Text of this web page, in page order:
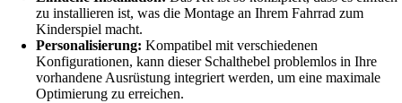
zu installieren ist, was die Montage an Ihrem Fahrrad zum
Kinderspiel macht.
Personalisierung: Kompatibel mit verschiedenen
Konfigurationen, kann dieser Schalthebel problemlos in Ihre
vorhandene Ausrüstung integriert werden, um eine maximale
Optimierung zu erreichen.